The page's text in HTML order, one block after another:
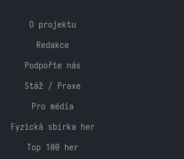
O projektu
Redakce
Podpořte nás
Stáž / Praxe
Pro média
Fyzická sbírka her
Top 100 her